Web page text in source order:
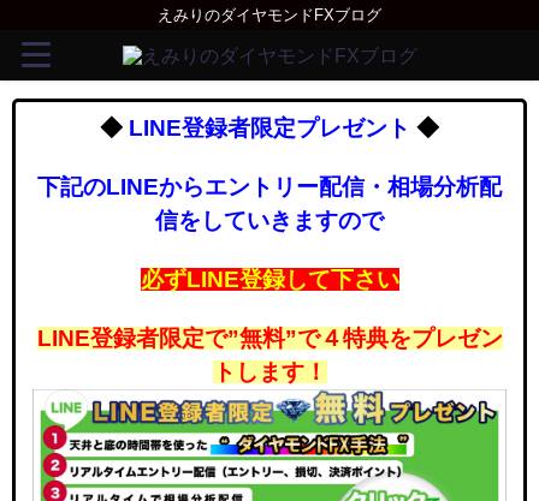
えみりのダイヤモンドFXブログ
◆ LINE登録者限定プレゼント ◆
下記のLINEからエントリー配信・相場分析配
信をしていきますので
必ずLINE登録して下さい
LINE登録者限定で”無料”で４特典をプレゼン
トします！